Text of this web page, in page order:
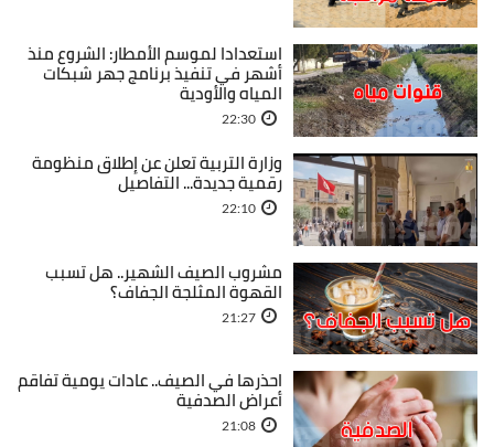
استعدادا لموسم الأمطار: الشروع منذ
أشهر في تنفيذ برنامج جهر شبكات
المياه والأودية
22:30
وزارة التربية تعلن عن إطلاق منظومة
رقمية جديدة... التفاصيل
22:10
مشروب الصيف الشهير.. هل تسبب
القهوة المثلجة الجفاف؟
21:27
احذرها في الصيف.. عادات يومية تفاقم
أعراض الصدفية
21:08